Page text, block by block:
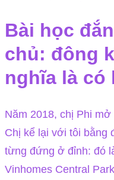
Bài học
chủ: đông
nghĩa là có
Năm 2018, chị Phi
Chị kể lại với tôi bằng
từng đứng ở đỉnh: đó
Vinhomes Central